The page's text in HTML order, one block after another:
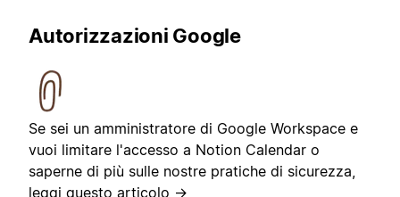
Autorizzazioni Google
Se sei un amministratore di Google Workspace e
vuoi limitare l'accesso a Notion Calendar o
saperne di più sulle nostre pratiche di sicurezza,
leggi questo articolo →